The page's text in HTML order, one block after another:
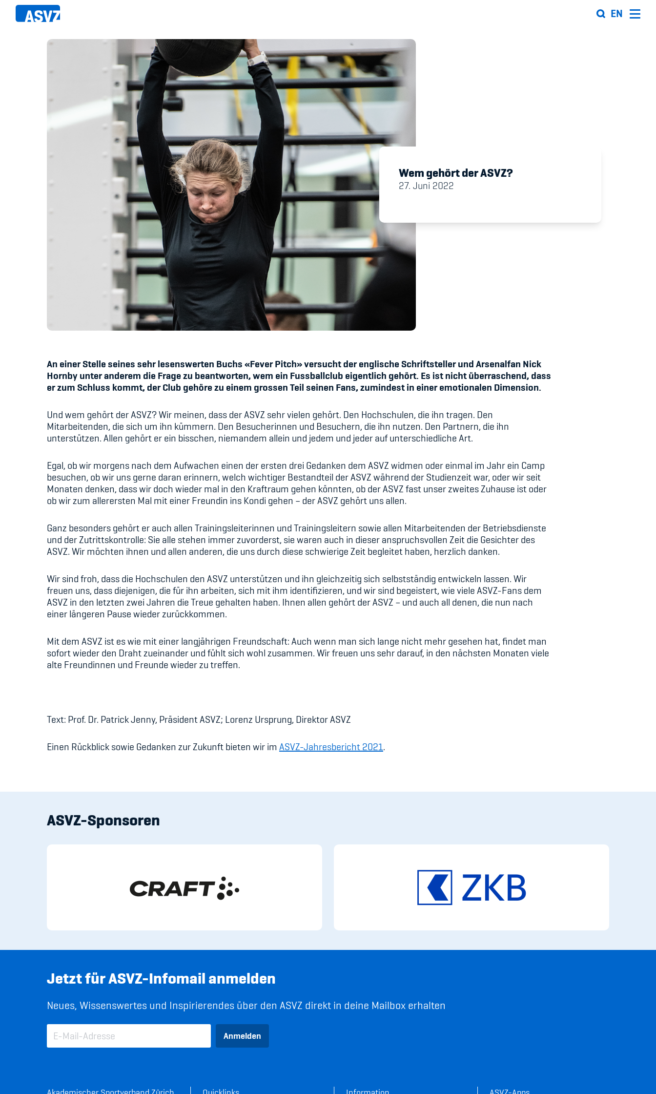
Direkt
zum
EN
Sportfahrplan
Sportarten
Sportanlagen
Events
ASVZ@home
Member's Manual / FAQ
Fairplay
Teilnahmeberechtigung
Academy
Blog
Diversität & Inklusion
Infomails
Kinderbetreuung
Krankenversicherung
Schwangerschaft & Sport
Spitzensport & Studium
Netzwerk
Wem gehört der ASVZ?
27. Juni 2022
An einer Stelle seines sehr lesenswerten Buchs «Fever Pitch» versucht der englische Schriftsteller und Arsenalfan Nick
Hornby unter anderem die Frage zu beantworten, wem ein Fussballclub eigentlich gehört. Es ist nicht überraschend, dass
er zum Schluss kommt, der Club gehöre zu einem grossen Teil seinen Fans, zumindest in einer emotionalen Dimension.
Und wem gehört der ASVZ? Wir meinen, dass der ASVZ sehr vielen gehört. Den Hochschulen, die ihn tragen. Den
Mitarbeitenden, die sich um ihn kümmern. Den Besucherinnen und Besuchern, die ihn nutzen. Den Partnern, die ihn
unterstützen. Allen gehört er ein bisschen, niemandem allein und jedem und jeder auf unterschiedliche Art.
Egal, ob wir morgens nach dem Aufwachen einen der ersten drei Gedanken dem ASVZ widmen oder einmal im Jahr ein Camp
besuchen, ob wir uns gerne daran erinnern, welch wichtiger Bestandteil der ASVZ während der Studienzeit war, oder wir seit
Monaten denken, dass wir doch wieder mal in den Kraftraum gehen könnten, ob der ASVZ fast unser zweites Zuhause ist oder
ob wir zum allerersten Mal mit einer Freundin ins Kondi gehen – der ASVZ gehört uns allen.
Ganz besonders gehört er auch allen Trainingsleiterinnen und Trainingsleitern sowie allen Mitarbeitenden der Betriebsdienste
und der Zutrittskontrolle: Sie alle stehen immer zuvorderst, sie waren auch in dieser anspruchsvollen Zeit die Gesichter des
ASVZ. Wir möchten ihnen und allen anderen, die uns durch diese schwierige Zeit begleitet haben, herzlich danken.
Wir sind froh, dass die Hochschulen den ASVZ unterstützen und ihn gleichzeitig sich selbstständig entwickeln lassen. Wir
freuen uns, dass diejenigen, die für ihn arbeiten, sich mit ihm identifizieren, und wir sind begeistert, wie viele ASVZ-Fans dem
ASVZ in den letzten zwei Jahren die Treue gehalten haben. Ihnen allen gehört der ASVZ – und auch all denen, die nun nach
einer längeren Pause wieder zurückkommen.
Mit dem ASVZ ist es wie mit einer langjährigen Freundschaft: Auch wenn man sich lange nicht mehr gesehen hat, findet man
sofort wieder den Draht zueinander und fühlt sich wohl zusammen. Wir freuen uns sehr darauf, in den nächsten Monaten viele
alte Freundinnen und Freunde wieder zu treffen.
Text: Prof. Dr. Patrick Jenny, Präsident ASVZ; Lorenz Ursprung, Direktor ASVZ
Einen Rückblick sowie Gedanken zur Zukunft bieten wir im ASVZ-Jahresbericht 2021.
ASVZ-Sponsoren
Jetzt für ASVZ-Infomail anmelden
Neues, Wissenswertes und Inspirierendes über den ASVZ direkt in deine Mailbox erhalten
Anmelden